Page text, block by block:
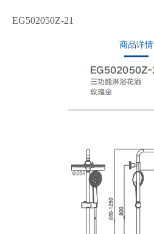
EG502050Z-21
商品详情